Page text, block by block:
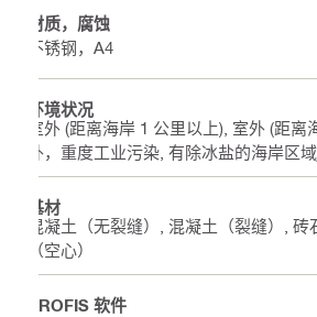
材质，腐蚀
不锈钢，A4
环境状况
室外 (距离海岸 1 公里以上), 室外 (距离
外，重度工业污染, 有除冰盐的海岸区
基材
混凝土（无裂缝）, 混凝土（裂缝）,
（空心）
PROFIS 软件